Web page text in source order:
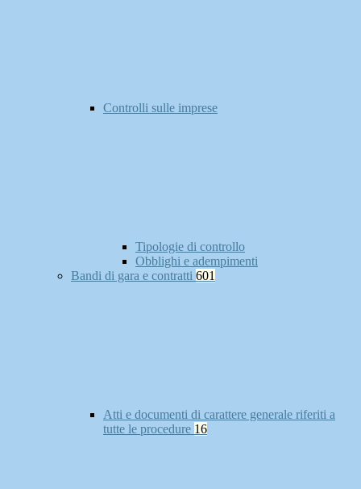
Controlli sulle imprese
Tipologie di controllo
Obblighi e adempimenti
Bandi di gara e contratti 601
Atti e documenti di carattere generale riferiti a
tutte le procedure 16